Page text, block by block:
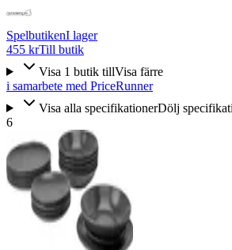
SpelbutikenI lager
455 krTill butik
Visa 1 butik tillVisa färre
i samarbete med PriceRunner
Visa alla specifikationerDölj
6